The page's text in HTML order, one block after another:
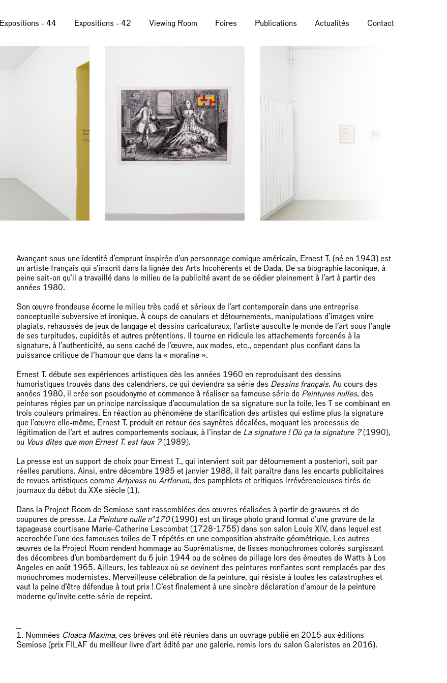
Expositions - 44 Expositions - 42 Viewing Room Foires Publications Actualités Contact
Avançant sous une identité d’emprunt inspirée d’un personnage comique américain, Ernest T. (né en 1943) est
un artiste français qui s’inscrit dans la lignée des Arts Incohérents et de Dada. De sa biographie laconique, à
peine sait-on qu’il a travaillé dans le milieu de la publicité avant de se dédier pleinement à l’art à partir des
années 1980.
Son œuvre frondeuse écorne le milieu très codé et sérieux de l’art contemporain dans une entreprise
conceptuelle subversive et ironique. À coups de canulars et détournements, manipulations d’images voire
plagiats, rehaussés de jeux de langage et dessins caricaturaux, l’artiste ausculte le monde de l’art sous l’angle
de ses turpitudes, cupidités et autres prétentions. Il tourne en ridicule les attachements forcenés à la
signature, à l’authenticité, au sens caché de l’œuvre, aux modes, etc., cependant plus confiant dans la
puissance critique de l’humour que dans la « moraline ».
Ernest T. débute ses expériences artistiques dès les années 1960 en reproduisant des dessins
humoristiques trouvés dans des calendriers, ce qui deviendra sa série des Dessins français. Au cours des
années 1980, il crée son pseudonyme et commence à réaliser sa fameuse série de Peintures nulles, des
peintures régies par un principe narcissique d’accumulation de sa signature sur la toile, les T se combinant en
trois couleurs primaires. En réaction au phénomène de starification des artistes qui estime plus la signature
que l’œuvre elle-même, Ernest T. produit en retour des saynètes décalées, moquant les processus de
légitimation de l’art et autres comportements sociaux, à l’instar de La signature ! Où ça la signature ?(1990),
ou Vous dites que mon Ernest T. est faux ?(1989).
La presse est un support de choix pour Ernest T., qui intervient soit par détournement a posteriori, soit par
réelles parutions. Ainsi, entre décembre 1985 et janvier 1988, il fait paraître dans les encarts publicitaires
de revues artistiques comme Artpressou Artforum, des pamphlets et critiques irrévérencieuses tirés de
journaux du début du XXe siècle (1).
Dans la Project Room de Semiose sont rassemblées des œuvres réalisées à partir de gravures et de
coupures de presse. La Peinture nulle n°170(1990) est un tirage photo grand format d’une gravure de la
tapageuse courtisane Marie-Catherine Lescombat (1728-1755) dans son salon Louis XIV, dans lequel est
accrochée l’une des fameuses toiles de T répétés en une composition abstraite géométrique. Les autres
œuvres de la Project Room rendent hommage au Suprématisme, de lisses monochromes colorés surgissant
des décombres d’un bombardement du 6 juin 1944 ou de scènes de pillage lors des émeutes de Watts à Los
Angeles en août 1965. Ailleurs, les tableaux où se devinent des peintures ronflantes sont remplacés par des
monochromes modernistes. Merveilleuse célébration de la peinture, qui résiste à toutes les catastrophes et
vaut la peine d’être défendue à tout prix ! C’est finalement à une sincère déclaration d’amour de la peinture
moderne qu’invite cette série de repeint.
1. Nommées Cloaca Maxima, ces brèves ont été réunies dans un ouvrage publié en 2015 aux éditions
Semiose (prix FILAF du meilleur livre d’art édité par une galerie, remis lors du salon Galeristes en 2016).